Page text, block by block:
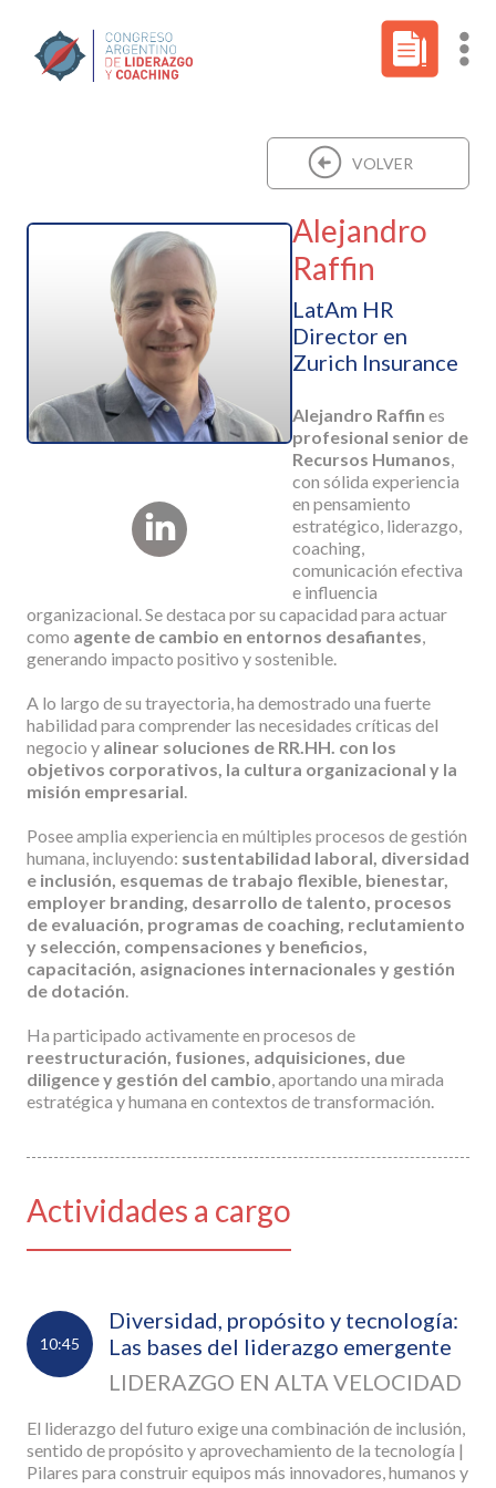
VOLVER
Alejandro
Raffin
LatAm HR
Director en
Zurich Insurance
Alejandro Raffin es
profesional senior de
Recursos Humanos,
con sólida experiencia
en pensamiento
estratégico, liderazgo,
coaching,
comunicación efectiva
e influencia
organizacional. Se destaca por su capacidad para actuar
como agente de cambio en entornos desafiantes,
generando impacto positivo y sostenible.
A lo largo de su trayectoria, ha demostrado una fuerte
habilidad para comprender las necesidades críticas del
negocio y alinear soluciones de RR.HH. con los
objetivos corporativos, la cultura organizacional y la
misión empresarial.
Posee amplia experiencia en múltiples procesos de gestión
humana, incluyendo: sustentabilidad laboral, diversidad
e inclusión, esquemas de trabajo flexible, bienestar,
employer branding, desarrollo de talento, procesos
de evaluación, programas de coaching, reclutamiento
y selección, compensaciones y beneficios,
capacitación, asignaciones internacionales y gestión
de dotación.
Ha participado activamente en procesos de
reestructuración, fusiones, adquisiciones, due
diligence y gestión del cambio, aportando una mirada
estratégica y humana en contextos de transformación.
Actividades a cargo
10:45
Diversidad, propósito y tecnología:
Las bases del liderazgo emergente
LIDERAZGO EN ALTA VELOCIDAD
El liderazgo del futuro exige una combinación de inclusión,
sentido de propósito y aprovechamiento de la tecnología |
Pilares para construir equipos más innovadores, humanos y